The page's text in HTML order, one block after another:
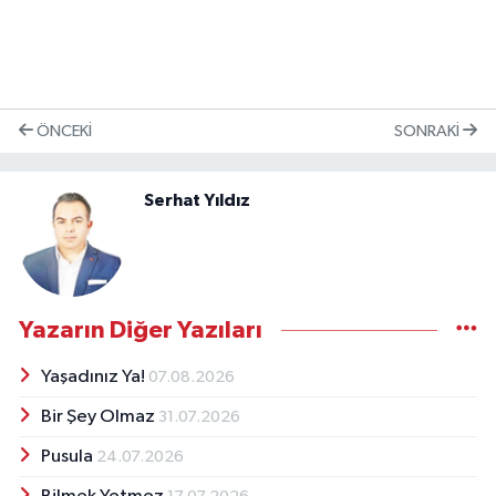
ÖNCEKI SONRAKI
Serhat Yıldız
Yazarın Diğer Yazıları
Yaşadınız Ya! 07.08.2026
Bir Şey Olmaz 31.07.2026
Pusula 24.07.2026